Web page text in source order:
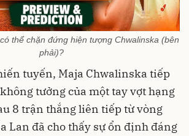
thể chặn đứng hiện tượng Chwalinska (bên
phải)?
tuyến, Maja Chwalinska tiếp
tưởng của một tay vợt hạng
8 trận thắng liên tiếp từ vòng
Lan đã cho thấy sự ổn định đáng